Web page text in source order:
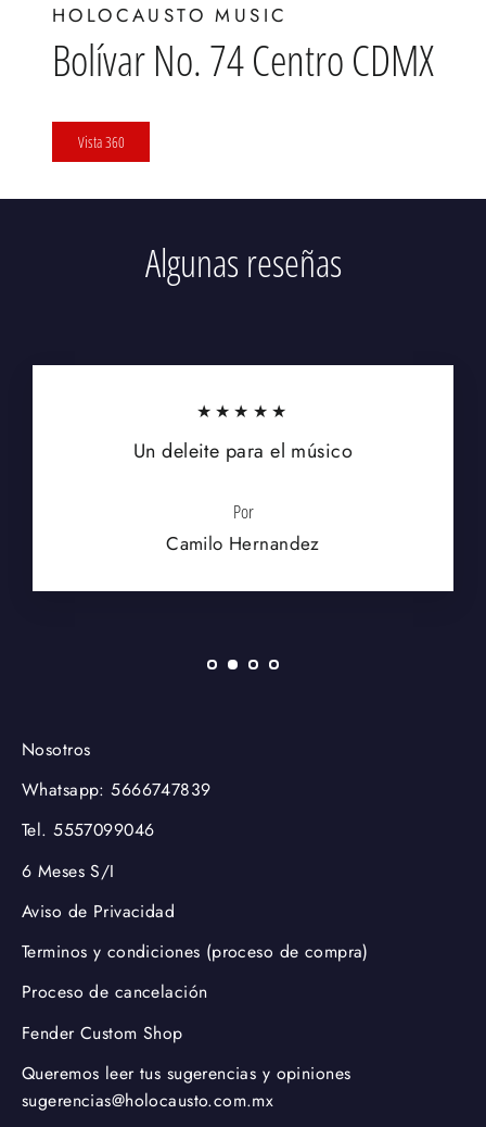
HOLOCAUSTO MUSIC
Bolívar No. 74 Centro CDMX
Vista 360
Algunas reseñas
★★★★★
Un deleite para el músico
Por
Camilo Hernandez
Nosotros
Whatsapp: 5666747839
Tel. 5557099046
6 Meses S/I
Aviso de Privacidad
Terminos y condiciones (proceso de compra)
Proceso de cancelación
Fender Custom Shop
Queremos leer tus sugerencias y opiniones
sugerencias@holocausto.com.mx